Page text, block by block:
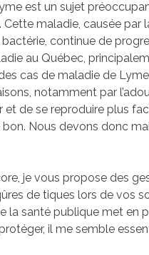
est un sujet
maladie, causée par
continue de
au Québec,
cas de maladie de
notamment par
et de se reproduire plus
bon. Nous devons donc
je vous propose des
de tiques lors de vos
la santé publique met en
il me semble